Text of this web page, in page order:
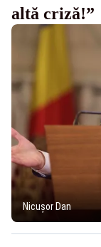
altă criză!”
Nicușor Dan